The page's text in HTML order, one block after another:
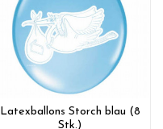
Latexballons Storch blau (8
Stk.)